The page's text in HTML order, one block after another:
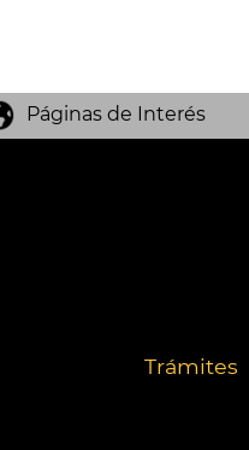
Páginas de Interés
Trámites